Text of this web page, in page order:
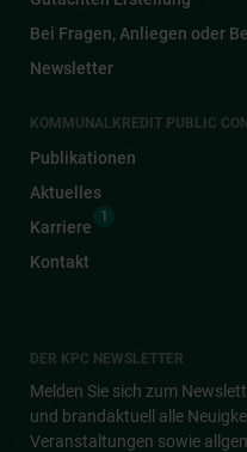
Bei Fragen, Anliegen oder
Newsletter
KOMMUNALKREDIT PUBLIC
Publikationen
Aktuelles
Karriere
1
Kontakt
DER KPC NEWSLETTER
Melden Sie sich zum
und brandaktuell alle
Veranstaltungen sowie